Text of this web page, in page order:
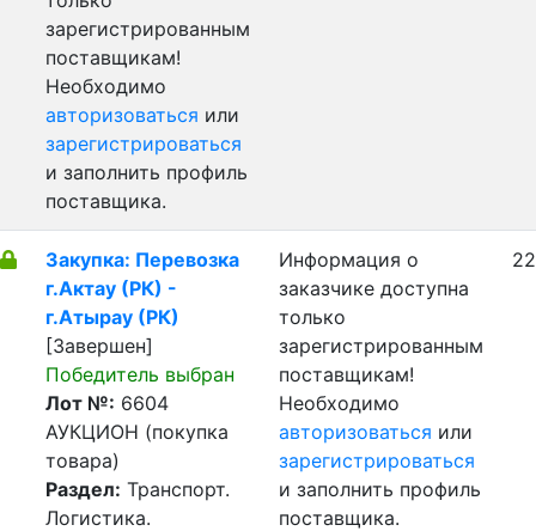
зарегистрированным
поставщикам!
Необходимо
авторизоваться или
зарегистрироваться
и заполнить профиль
поставщика.
Закупка: Перевозка
г.Актау (РК) -
г.Атырау (РК)
[Завершен]
Победитель выбран
Лот №: 6604
АУКЦИОН (покупка
товара)
Раздел: Транспорт.
Логистика.
Информация о
заказчике доступна
только
зарегистрированным
поставщикам!
Необходимо
авторизоваться или
зарегистрироваться
и заполнить профиль
поставщика.